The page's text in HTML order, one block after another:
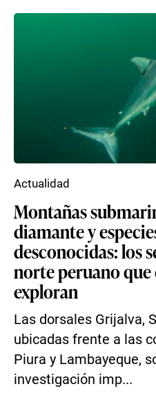
Montañas
diamante y
desconocidas: los
norte peruano
exploran
Las dorsales Grijalva,
ubicadas frente a las
Piura y Lambayeque,
investigación imp...
Actualidad